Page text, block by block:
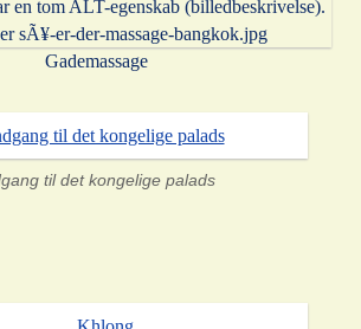
Gademassage
til det kongelige palads